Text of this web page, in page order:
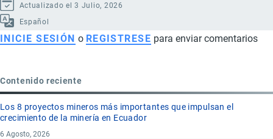
Actualizado el 3 Julio, 2026
Español
INICIE SESIÓN o REGISTRESE para enviar comentarios
Contenido reciente
Los 8 proyectos mineros más importantes que impulsan el
crecimiento de la minería en Ecuador
6 Agosto, 2026